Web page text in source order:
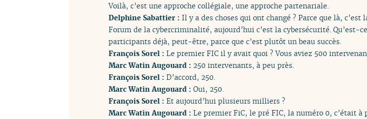
Voilà, c’est une approche collégiale, une approche partenariale.
Delphine Sabattier : Il y a des choses qui ont changé ? Parce que là,
Forum de la cybercriminalité, aujourd’hui c’est la cybersécurité. Qu’est-
participants déjà, peut-être, parce que c’est plutôt un beau succès.
François Sorel : Le premier FIC il y avait quoi ? Vous aviez 500
Marc Watin Augouard : 250 intervenants, à peu près.
François Sorel : D’accord, 250.
Marc Watin Augouard : Oui, 250.
François Sorel : Et aujourd’hui plusieurs milliers ?
Marc Watin Augouard : Le premier FiC, le pré FIC, la numéro 0, c’était à